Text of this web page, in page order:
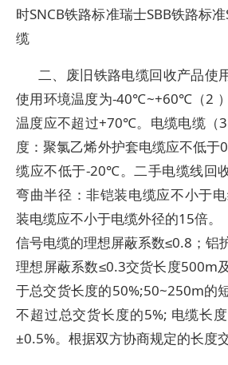
时SNCB铁路标准瑞士SBB铁路标
缆
二、废旧铁路电缆回收产品使
使用环境温度为-40℃~+60℃（2
温度应不超过+70℃。电缆电缆（
度：聚氯乙烯外护套电缆应不低
缆应不低于-20℃。二手电缆线回
弯曲半径：非铠装电缆应不小于
装电缆应不小于电缆外径的15倍。
信号电缆的理想屏蔽系数≤0.8；铝
理想屏蔽系数≤0.3交货长度500m
于总交货长度的50%;50~250m的
不超过总交货长度的5%; 电缆长
±0.5%。根据双方协商规定的长度